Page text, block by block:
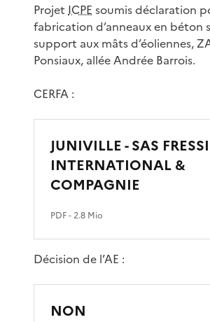
Projet ICPE soumis déclaration
fabrication d’anneaux en béton
support aux mâts d’éoliennes,
Ponsiaux, allée Andrée Barrois.
CERFA :
JUNIVILLE - SAS
INTERNATIONAL &
COMPAGNIE
PDF- 2.8 Mio
Décision de l’AE :
NON